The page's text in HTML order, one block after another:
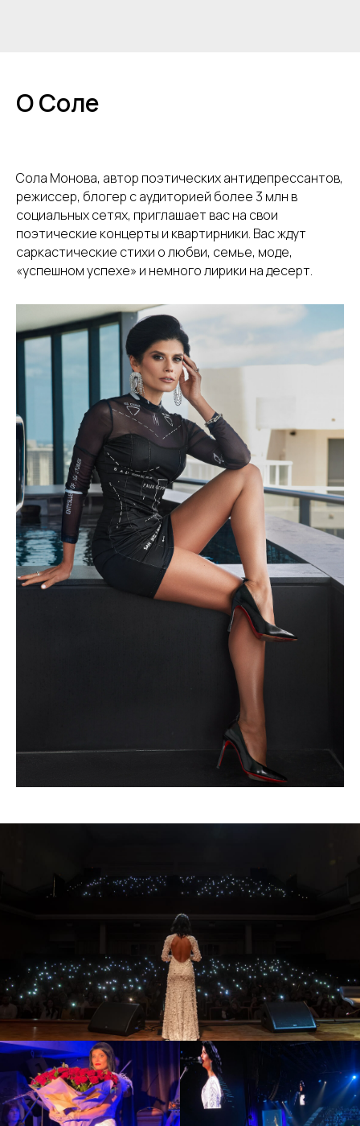
О Соле
Сола Монова, автор поэтических антидепрессантов,
режиссер, блогер с аудиторией более 3 млн в
социальных сетях, приглашает вас на свои
поэтические концерты и квартирники. Вас ждут
саркастические стихи о любви, семье, моде,
«успешном успехе» и немного лирики на десерт.